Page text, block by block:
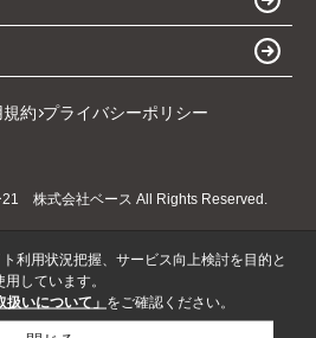
約 プライバシーポリシー
21 株式会社ベース All Rights Reserved.
利用状況把握、サービス向上検討を目的と
しています。
扱いについて」 をご確認ください。